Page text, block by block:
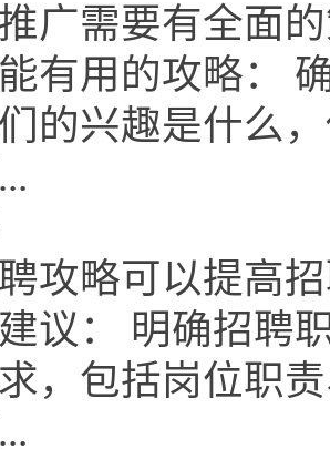
广需要有全面
有用的攻略：
的兴趣是什么
攻略可以提高
议： 明确招聘
，包括岗位职